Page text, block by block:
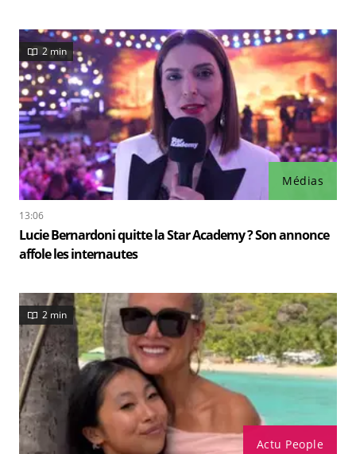
Médias
2 min
13:06
Lucie Bernardoni quitte la Star Academy ? Son annonce
affole les internautes
Actu People
2 min